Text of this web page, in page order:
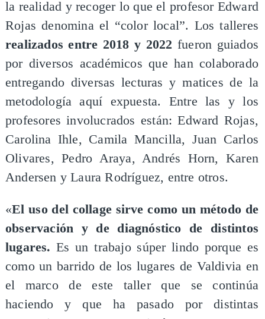
la realidad y recoger lo que el profesor Edward
Rojas denomina el “color local”. Los talleres
realizados entre 2018 y 2022 fueron guiados
por diversos académicos que han colaborado
entregando diversas lecturas y matices de la
metodología aquí expuesta. Entre las y los
profesores involucrados están: Edward Rojas,
Carolina Ihle, Camila Mancilla, Juan Carlos
Olivares, Pedro Araya, Andrés Horn, Karen
Andersen y Laura Rodríguez, entre otros.
«El uso del collage sirve como un método de
observación y de diagnóstico de distintos
lugares. Es un trabajo súper lindo porque es
como un barrido de los lugares de Valdivia en
el marco de este taller que se continúa
haciendo y que ha pasado por distintas